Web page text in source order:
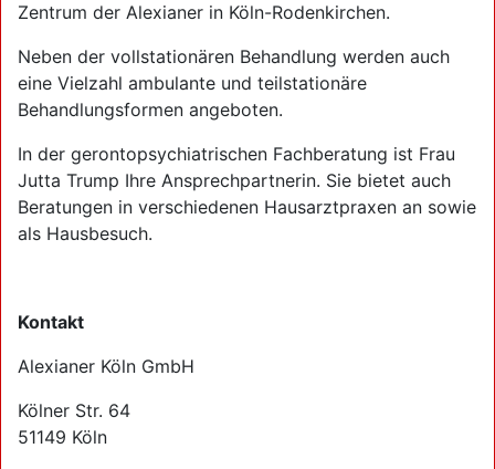
Zentrum der Alexianer in Köln-Rodenkirchen.
Neben der vollstationären Behandlung werden auch
eine Vielzahl ambulante und teilstationäre
Behandlungsformen angeboten.
In der gerontopsychiatrischen Fachberatung ist Frau
Jutta Trump Ihre Ansprechpartnerin. Sie bietet auch
Beratungen in verschiedenen Hausarztpraxen an sowie
als Hausbesuch.
Kontakt
Alexianer Köln GmbH
Kölner Str. 64
51149 Köln